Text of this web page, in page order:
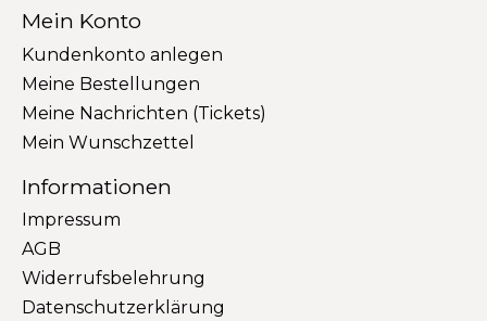
Mein Konto
Kundenkonto anlegen
Meine Bestellungen
Meine Nachrichten (Tickets)
Mein Wunschzettel
Informationen
Impressum
AGB
Widerrufsbelehrung
Datenschutzerklärung